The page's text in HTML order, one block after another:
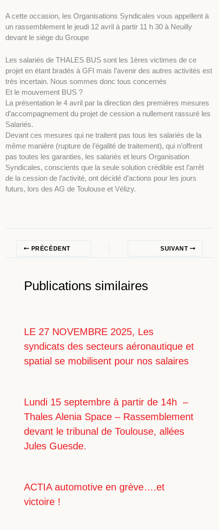
A cette occasion, les Organisations Syndicales vous appellent à
un rassemblement le jeudi 12 avril à partir 11 h 30 à Neuilly
devant le siège du Groupe
Les salariés de THALES BUS sont les 1ères victimes de ce
projet en étant bradés à GFI mais l’avenir des autres activités est
très incertain. Nous sommes donc tous concernés
Et le mouvement BUS ?
La présentation le 4 avril par la direction des premières mesures
d’accompagnement du projet de cession a nullement rassuré les
Salariés.
Devant ces mesures qui ne traitent pas tous les salariés de la
même manière (rupture de l’égalité de traitement), qui n’offrent
pas toutes les garanties, les salariés et leurs Organisation
Syndicales, conscients que la seule solution crédible est l’arrêt
de la cession de l’activité, ont décidé d’actions pour les jours
futurs, lors des AG de Toulouse et Vélizy.
PRÉCÉDENT SUIVANT
Publications similaires
LE 27 NOVEMBRE 2025, Les
syndicats des secteurs aéronautique et
spatial se mobilisent pour nos salaires
Lundi 15 septembre à partir de 14h –
Thales Alenia Space – Rassemblement
devant le tribunal de Toulouse, allées
Jules Guesde.
ACTIA automotive en grève….et
victoire !